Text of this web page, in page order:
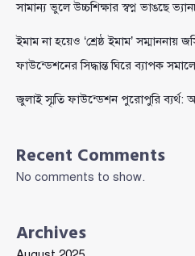
সামান্য ভুলে উচ্চশিক্ষার স্বপ্ন ভাঙছে
ইমাম না হয়েও ‘শ্রেষ্ঠ ইমাম’ সম্মাননায়
ফাউন্ডেশনের সিদ্ধান্ত ঘিরে ব্যাপক
জুলাই স্মৃতি ফাউন্ডেশন পুরোপুরি ব্যর্থ:
Recent Comments
No comments to show.
Archives